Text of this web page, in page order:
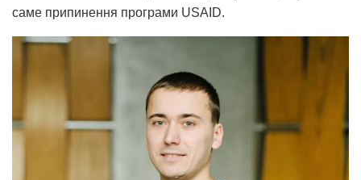
саме припинення програми USAID.